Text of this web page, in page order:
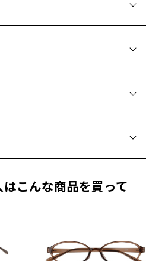
を発明しよう。
ス付き
オリジナルのメガネケースがセッ
、画像と異なる場合がございます。
計料金を知りたい方へ
品質保証
た場合、保証期間は初期の期間から
ズ交換券」をお選びのうえ、
ズをお買い求めください。
では「レンズ交換券」はお選び
こんな商品を買って